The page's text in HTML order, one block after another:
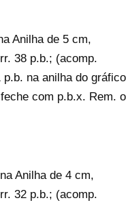
Anilha de 5 cm,
38 p.b.; (acomp.
na anilha do gráfico
com p.b.x. Rem. o
Anilha de 4 cm,
32 p.b.; (acomp.